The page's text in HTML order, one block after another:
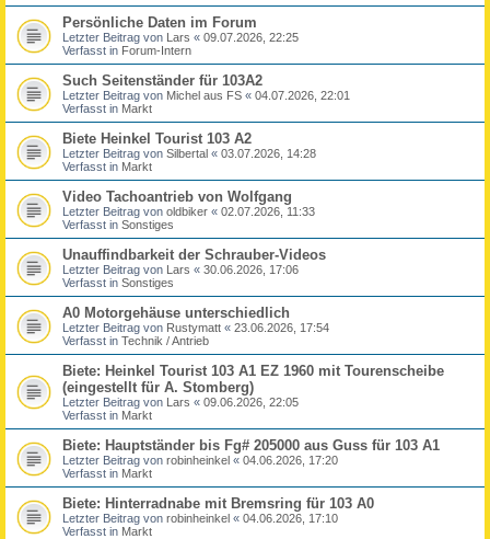
Persönliche Daten im Forum
Letzter Beitrag von Lars « 09.07.2026, 22:25
Verfasst in Forum-Intern
Such Seitenständer für 103A2
Letzter Beitrag von Michel aus FS « 04.07.2026, 22:01
Verfasst in Markt
Biete Heinkel Tourist 103 A2
Letzter Beitrag von Silbertal « 03.07.2026, 14:28
Verfasst in Markt
Video Tachoantrieb von Wolfgang
Letzter Beitrag von oldbiker « 02.07.2026, 11:33
Verfasst in Sonstiges
Unauffindbarkeit der Schrauber-Videos
Letzter Beitrag von Lars « 30.06.2026, 17:06
Verfasst in Sonstiges
A0 Motorgehäuse unterschiedlich
Letzter Beitrag von Rustymatt « 23.06.2026, 17:54
Verfasst in Technik / Antrieb
Biete: Heinkel Tourist 103 A1 EZ 1960 mit Tourenscheibe
(eingestellt für A. Stomberg)
Letzter Beitrag von Lars « 09.06.2026, 22:05
Verfasst in Markt
Biete: Hauptständer bis Fg# 205000 aus Guss für 103 A1
Letzter Beitrag von robinheinkel « 04.06.2026, 17:20
Verfasst in Markt
Biete: Hinterradnabe mit Bremsring für 103 A0
Letzter Beitrag von robinheinkel « 04.06.2026, 17:10
Verfasst in Markt